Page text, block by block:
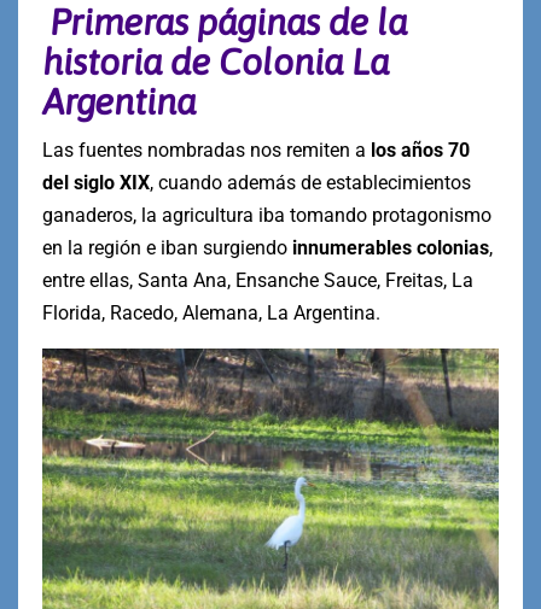
Primeras páginas de la
historia de Colonia La
Argentina
Las fuentes nombradas nos remiten a los años 70
del siglo XIX, cuando además de establecimientos
ganaderos, la agricultura iba tomando protagonismo
en la región e iban surgiendo innumerables colonias,
entre ellas, Santa Ana, Ensanche Sauce, Freitas, La
Florida, Racedo, Alemana, La Argentina.